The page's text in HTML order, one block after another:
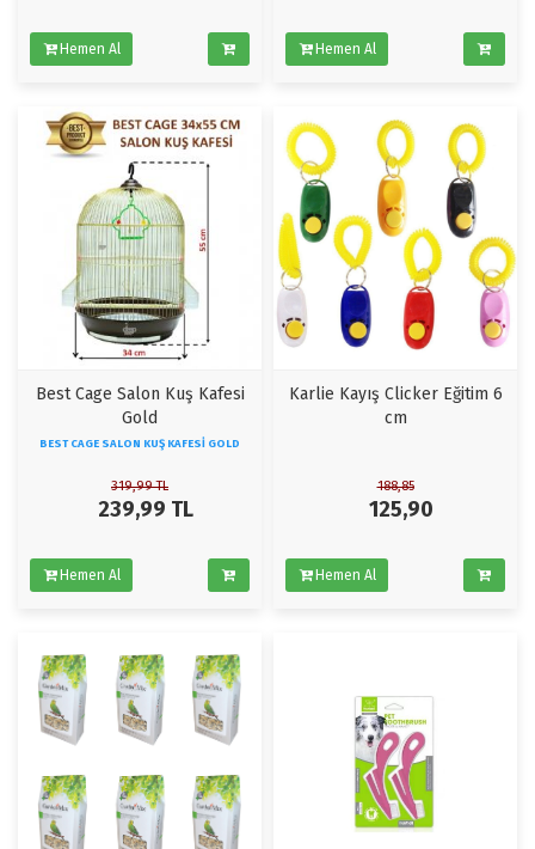
Hemen Al Hemen Al
Best Cage Salon Kuş Kafesi
Gold
BEST CAGE SALON KUŞ KAFESI GOLD
319,99TL
239,99 TL
Hemen Al
Karlie Kayış Clicker Eğitim 6
cm
188,85
125,90
Hemen Al